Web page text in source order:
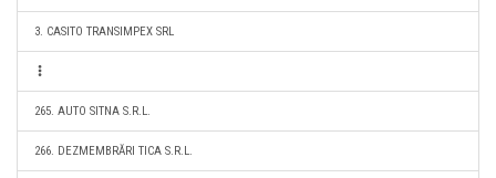
3. CASITO TRANSIMPEX SRL
265. AUTO SITNA S.R.L.
266. DEZMEMBRĂRI TICA S.R.L.